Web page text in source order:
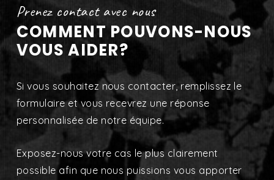
Prenez contact avec nous
COMMENT POUVONS-NOUS
VOUS AIDER?
Si vous souhaitez nous contacter, remplissez le
formulaire et vous recevrez une réponse
personnalisée de notre équipe.
Exposez-nous votre cas le plus clairement
possible afin que nous puissions vous apporter